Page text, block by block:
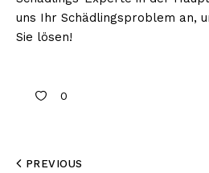
uns Ihr Schädlingsproblem an,
Sie lösen!
0
PREVIOUS